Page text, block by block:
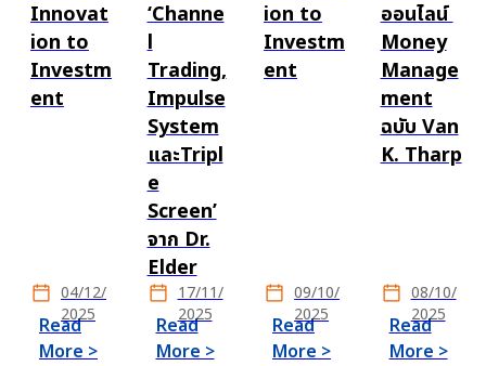
Innovat
ion to
Investm
ent
04/12/
2025
Read
More >
‘Channe
l
Trading,
Impulse
System
และTripl
e
Screen’
จาก Dr.
Elder
17/11/
2025
Read
More >
ion to
Investm
ent
09/10/
2025
Read
More >
ออนไลน์
Money
Manage
ment
ฉบับ Van
K. Tharp
08/10/
2025
Read
More >